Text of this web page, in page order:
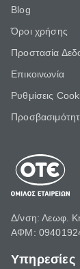
Blog
Όροι χρήσης
Προστασία
Επικοινωνία
Ρυθμίσεις
Δ/νση: Λεωφ.
ΑΦΜ:
Υπηρεσίες